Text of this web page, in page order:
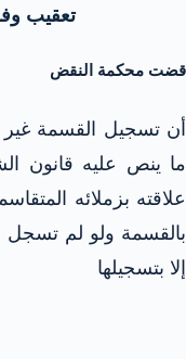
تعقيب
قضت محكمة النقض
أن تسجيل القسمة غير
ما ينص عليه قانون
علاقته بزملائه
بالقسمة ولو لم تسجل
إلا بتسجيلها